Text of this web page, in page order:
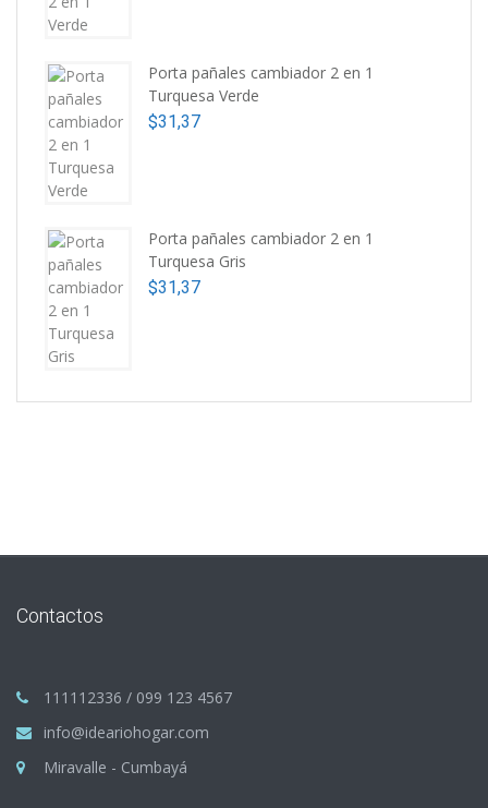
Porta pañales cambiador 2 en 1
Turquesa Verde
$31,37
Porta pañales cambiador 2 en 1
Turquesa Gris
$31,37
Contactos
111112336 / 099 123 4567
info@ideariohogar.com
Miravalle - Cumbayá